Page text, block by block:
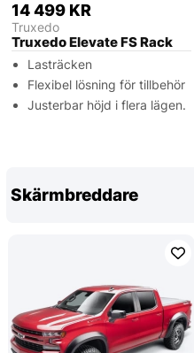
14 499 KR
Truxedo
Truxedo Elevate FS Rack
Lasträcken
Flexibel lösning för tillbehör
Justerbar höjd i flera lägen.
Skärmbreddare